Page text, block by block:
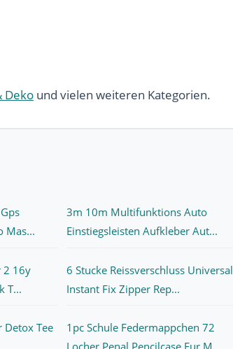
Deko und vielen weiteren Kategorien.
Mas...
3m 10m Multifunktions Auto
Einstiegsleisten Aufkleber Aut...
2 16y
T...
6 Stucke Reissverschluss Universal
Instant Fix Zipper Rep...
Detox Tee
1pc Schule Federmappchen 72
Locher Penal Pencilcase Fur M...